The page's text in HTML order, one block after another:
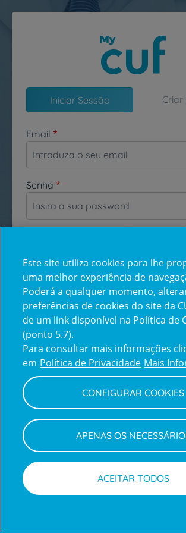
Passar para o conteúdo principal
Iniciar Sessão Criar
Email
Senha
Esqueceu-se da sua
Inicie sessão com a
Centro de Apoio ao Cliente | Política de
Este site utiliza cookies para lhe
uma melhor experiência de
Poderá a qualquer momento,
preferências de cookies do site da
de um link disponível na Política de
(ponto 5.7).
Para consultar mais informações
em Política de Privacidade Mais
CONFIGURAR COOKIES
APENAS OS
ACEITAR TODOS